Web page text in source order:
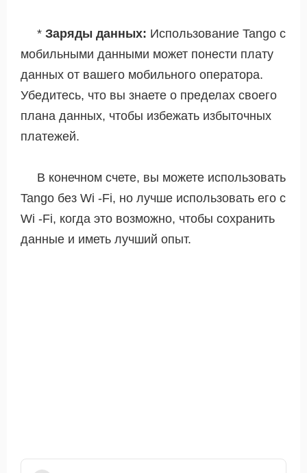
* Заряды данных: Использование Tango с
мобильными данными может понести плату
данных от вашего мобильного оператора.
Убедитесь, что вы знаете о пределах своего
плана данных, чтобы избежать избыточных
платежей.
В конечном счете, вы можете использовать
Tango без Wi -Fi, но лучше использовать его с
Wi -Fi, когда это возможно, чтобы сохранить
данные и иметь лучший опыт.